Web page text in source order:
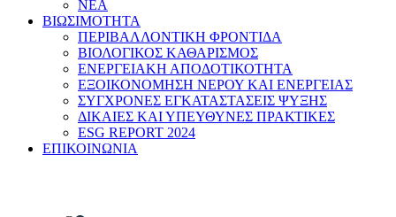
ΝΕΑ
ΒΙΩΣΙΜΟΤΗΤΑ
ΠΕΡΙΒΑΛΛΟΝΤΙΚΗ ΦΡΟΝΤΙΔΑ
ΒΙΟΛΟΓΙΚΟΣ ΚΑΘΑΡΙΣΜΟΣ
ΕΝΕΡΓΕΙΑΚΗ ΑΠΟΔΟΤΙΚΟΤΗΤΑ
ΕΞΟΙΚΟΝΟΜΗΣΗ ΝΕΡΟΥ ΚΑΙ ΕΝΕΡΓΕΙΑΣ
ΣΥΓΧΡΟΝΕΣ ΕΓΚΑΤΑΣΤΑΣΕΙΣ ΨΥΞΗΣ
ΔΙΚΑΙΕΣ ΚΑΙ ΥΠΕΥΘΥΝΕΣ ΠΡΑΚΤΙΚΕΣ
ESG REPORT 2024
ΕΠΙΚΟΙΝΩΝΙΑ